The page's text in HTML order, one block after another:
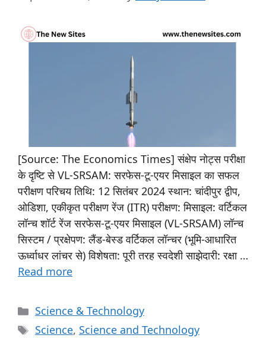
[Source: The Economics Times] संक्षेप नोट्स परीक्षा
के दृष्टि से VL-SRSAM: सरफेस-टू-एयर मिसाइल का सफल
परीक्षण परिचय तिथि: 12 सितंबर 2024 स्थान: चांदीपुर द्वीप,
ओडिशा, एकीकृत परीक्षण रेंज (ITR) परीक्षण: मिसाइल: वर्टिकल
लॉन्च शॉर्ट रेंज सरफेस-टू-एयर मिसाइल (VL-SRSAM) लॉन्च
सिस्टम / प्रक्षेपण: लैंड-बेस्ड वर्टिकल लॉन्चर (भूमि-आधारित
ऊर्ध्वाधर लांचर से) विशेषता: पूरी तरह स्वदेशी साझेदारी: रक्षा …
Read more
Science & Technology
Science, Science and Technology